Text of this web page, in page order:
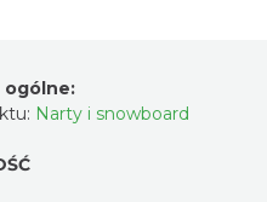
ogólne:
Narty i snowboard